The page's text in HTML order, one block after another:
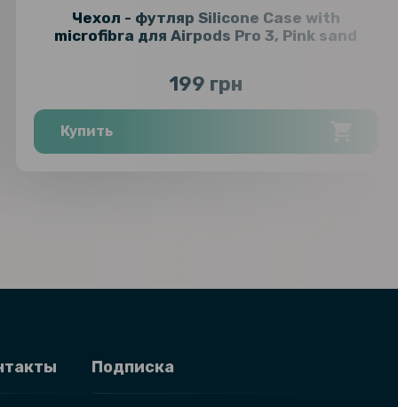
Чехол - футляр Silicone Case with
microfibra для Airpods Pro 3, Pink sand
199 грн
Купить
Подписка